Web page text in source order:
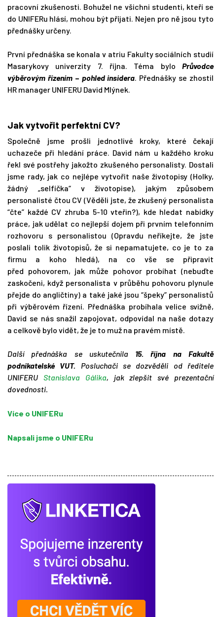
pracovní zkušenosti. Bohužel ne všichni studenti, kteří se
do UNIFERu hlásí, mohou být přijati. Nejen pro ně jsou tyto
přednášky určeny.
První přednáška se konala v atriu Fakulty sociálních studií
Masarykovy univerzity 7. října. Téma bylo Průvodce
výběrovým řízením – pohled insidera. Přednášky se zhostil
HR manager UNIFERU David Mlýnek.
Jak vytvořit perfektní CV?
Společně jsme prošli jednotlivé kroky, které čekají
uchazeče při hledání práce. David nám u každého kroku
řekl své postřehy jakožto zkušeného personalisty. Dostali
jsme rady, jak co nejlépe vytvořit naše životopisy (Holky,
žádný „selfíčka“ v životopise), jakým způsobem
personalisté čtou CV (Věděli jste, že zkušený personalista
“čte” každé CV zhruba 5-10 vteřin?), kde hledat nabídky
práce, jak udělat co nejlepší dojem při prvním telefonním
rozhovoru s personalistou (Opravdu neříkejte, že jste
poslali tolik životopisů, že si nepamatujete, co je to za
firmu a koho hledá), na co vše se připravit
před pohovorem, jak může pohovor probíhat (nebuďte
zaskočeni, když personalista v průběhu pohovoru plynule
přejde do angličtiny) a také jaké jsou “špeky” personalistů
při výběrovém řízení. Přednáška probíhala velice svižně,
David se nás snažil zapojovat, odpovídal na naše dotazy
a celkově bylo vidět, že je to muž na pravém místě.
Další přednáška se uskutečnila 15. října na Fakultě
podnikatelské VUT. Posluchači se dozvěděli od ředitele
UNIFERU Stanislava Gálika, jak zlepšit své prezentační
dovednosti.
Více o UNIFERu
Napsali jsme o UNIFERu